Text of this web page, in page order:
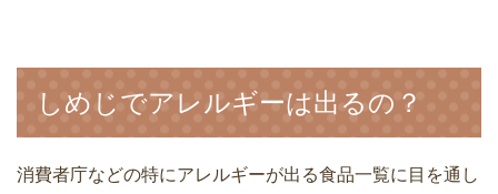
しめじでアレルギーは出るの？
消費者庁などの特にアレルギーが出る食品一覧に目を通し